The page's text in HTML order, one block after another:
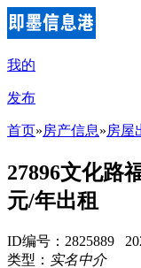
我的
发布
首页»房产信息»房屋
27896文化路
元/年出租
ID编号：2825889
类型： 实名中介